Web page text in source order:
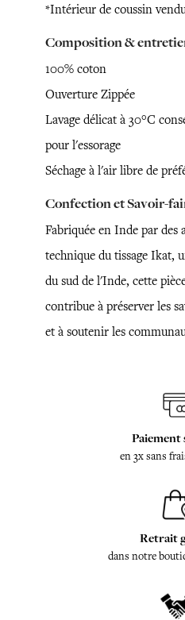
*Intérieur de coussin
Composition &
100% coton
Ouverture Zippée
Lavage délicat à 30°C
pour l'essorage
Séchage à l'air libre de
Confection et Savoir-
Fabriquée en Inde par des
technique du tissage Ikat,
du sud de l'Inde, cette
contribue à préserver les
et à soutenir les
Paiement
en 3x sans
Retrait
dans notre